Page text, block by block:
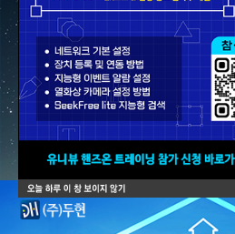
HD-SDI/EX-SDI 시리즈
SD 시리즈
주변기기
묶음할인
신상할인
덤핑존